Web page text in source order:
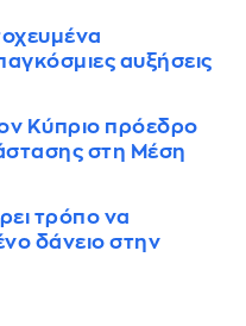
αυξήσεις
Κύπριο πρόεδρο
στη Μέση
τρόπο να
δάνειο στην